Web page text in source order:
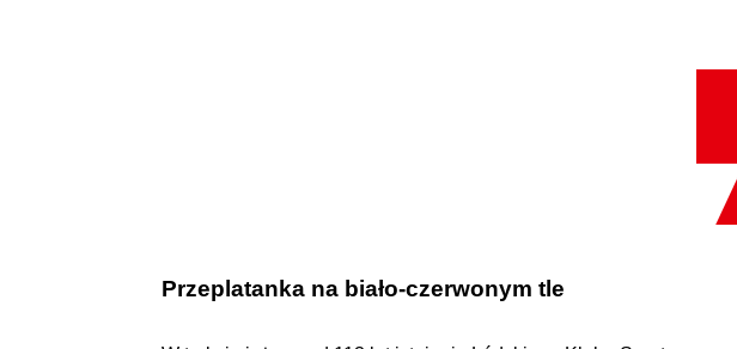
Przeplatanka na biało-czerwonym tle